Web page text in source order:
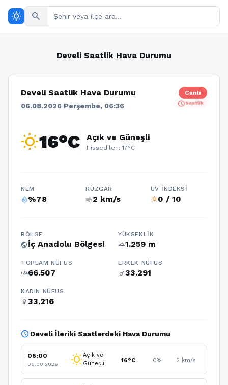
wb_sunny search
Develi Saatlik Hava Durumu
Develi Saatlik Hava Durumu
06.08.2026 Perşembe, 06:36
Canlı
scheduleSaatlik
wb_sunny16°C Açık ve Güneşli
Hissedilen: 17°C
NEM
humidity_percentage%78
RÜZGAR
air2 km/s
UV İNDEKSI
wb_sunny0 / 10
BÖLGE
publicİç Anadolu Bölgesi
YÜKSEKLIK
terrain1.259 m
TOPLAM NÜFUS
groups66.507
ERKEK NÜFUS
male33.291
KADIN NÜFUS
female 33.216
scheduleDeveli İleriki Saatlerdeki Hava Durumu
06:00
06.08.2026 wb_sunnyAçık ve
Güneşli
16°C 0% 2 km/s